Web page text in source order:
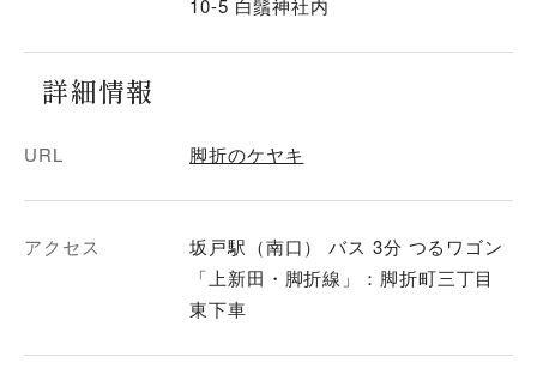
10-5 白鬚神社内
詳細情報
URL 脚折のケヤキ
アクセス
坂戸駅（南口） バス 3分 つるワゴン
「上新田・脚折線」：脚折町三丁目
東下車